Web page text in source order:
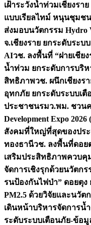
เฝ้าระวังน้ำท่วมเชียงรา
แบบเรียลไทม์ หนุนชุมช
ส่งมอบนวัตกรรม Hydro
จ.เชียงราย ยกระดับระ
AIวช. ลงพื้นที่ “ฝายเชีย
น้ำท่วม ยกระดับการบริ
สิทธิภาพวช. ผนึกเชียงร
อุทกภัย ยกระดับระบบเ
ประชาชนรมว.พม. ชวน
Development Expo
สังคมที่ใหญ่ที่สุดของประ
ทองธานีวช. ลงพื้นที่ดอย
เสริมประสิทธิภาพควบ
จัดการเชิงรุกด้วยนวัตกร
รนป้องกันไฟป่า” ดอยตุง
PM2.5 ด้วยวิจัยและนวัต
เดินหน้าบริหารจัดการน้
ระดับระบบเตือนภัย-ข้อมู